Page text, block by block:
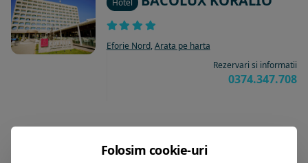
Hotel
Eforie Nord, Arata pe harta
Rezervari si informatii
0374.347.708
Hotel EUROPA
Folosim cookie-uri